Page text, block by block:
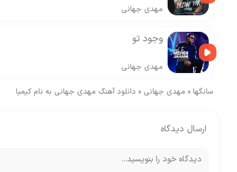
مهدی جهانی
وجود تو
مهدی جهانی
سانگها » مهدی جهانی » دانلود آهنگ مهدی جهانی به نام کیمیا
ارسال دیدگاه